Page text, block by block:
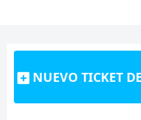
NUEVO TICKET